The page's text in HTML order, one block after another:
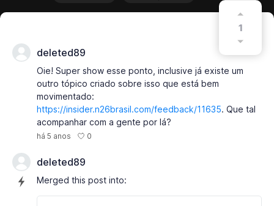
1
deleted89
Oie! Super show esse ponto, inclusive já existe um
outro tópico criado sobre isso que está bem
movimentado:
https://insider.n26brasil.com/feedback/11635. Que tal
acompanhar com a gente por lá?
há 5 anos 0
deleted89
Merged this post into: